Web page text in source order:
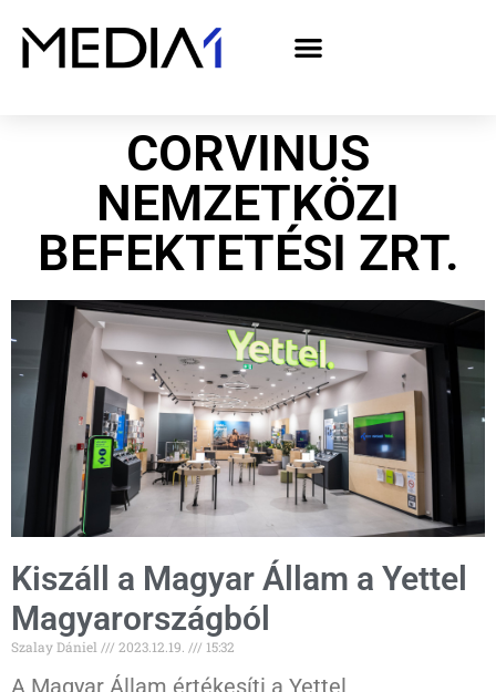
CORVINUS
NEMZETKÖZI
BEFEKTETÉSI ZRT.
Kiszáll a Magyar Állam a Yettel
Magyarországból
Szalay Dániel 2023.12.19. 15:32